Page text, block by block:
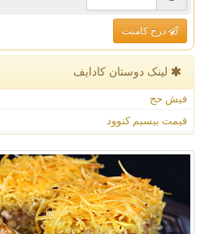
درج کامنت
لینک دوستان كادایف
فیش حج
قیمت بیسیم کنوود